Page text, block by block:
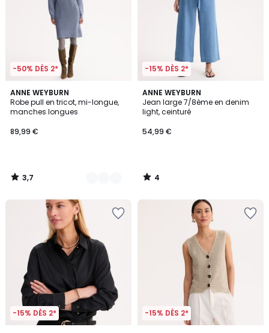
-50% DÈS 2*
ANNE WEYBURN
Robe pull en tricot, mi-longue,
manches longues
89,99 €
3,7
/ 5
2
Couleurs
3,7
/
-15% DÈS 2*
ANNE WEYBURN
Jean large 7/8ème en denim
light, ceinturé
54,99 €
4
/
5
4
/
-15% DÈS 2* -15% DÈS 2*